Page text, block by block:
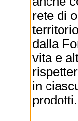
rete di
dalla
vita e
in
prodotti.